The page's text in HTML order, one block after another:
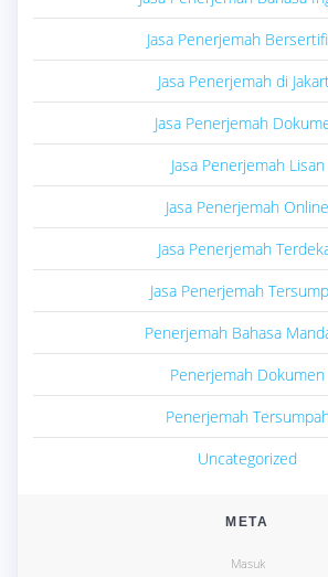
Jasa Penerjemah
Jasa Penerjemah di
Jasa Penerjemah
Jasa Penerjemah Lisan
Jasa Penerjemah Online
Jasa Penerjemah
Jasa Penerjemah
Penerjemah Bahasa
Penerjemah Dokumen
Penerjemah
Uncategorized
META
Masuk